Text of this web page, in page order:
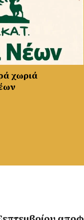
χωριά